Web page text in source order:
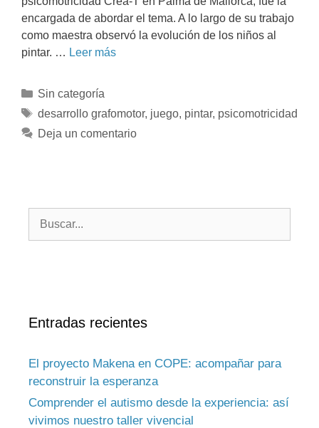
encargada de abordar el tema. A lo largo de su trabajo
como maestra observó la evolución de los niños al
pintar. … Leer más
Sin categoría
desarrollo grafomotor, juego, pintar, psicomotricidad
Deja un comentario
Entradas recientes
El proyecto Makena en COPE: acompañar para
reconstruir la esperanza
Comprender el autismo desde la experiencia: así
vivimos nuestro taller vivencial